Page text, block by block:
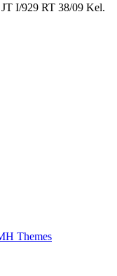
I/929 RT 38/09 Kel.
Themes